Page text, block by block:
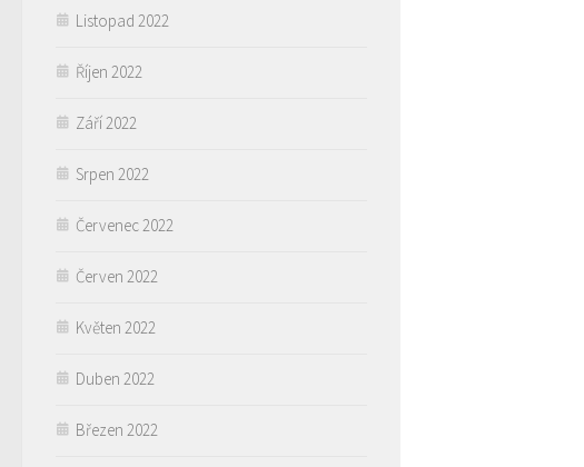
Listopad 2022
Říjen 2022
Září 2022
Srpen 2022
Červenec 2022
Červen 2022
Květen 2022
Duben 2022
Březen 2022